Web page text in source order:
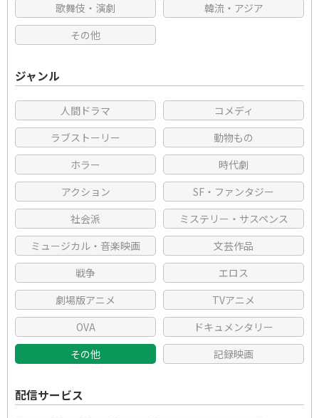
歌舞伎・演劇
韓流・アジア
その他
ジャンル
人間ドラマ
コメディ
ラブストーリー
動物もの
ホラー
時代劇
アクション
SF・ファンタジー
社会派
ミステリー・サスペンス
ミュージカル・音楽映画
文芸作品
戦争
エロス
劇場版アニメ
TVアニメ
OVA
ドキュメンタリー
その他
記録映画
配信サービス